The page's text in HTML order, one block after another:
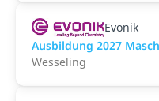
Evonik
Ausbildung 2027
Wesseling